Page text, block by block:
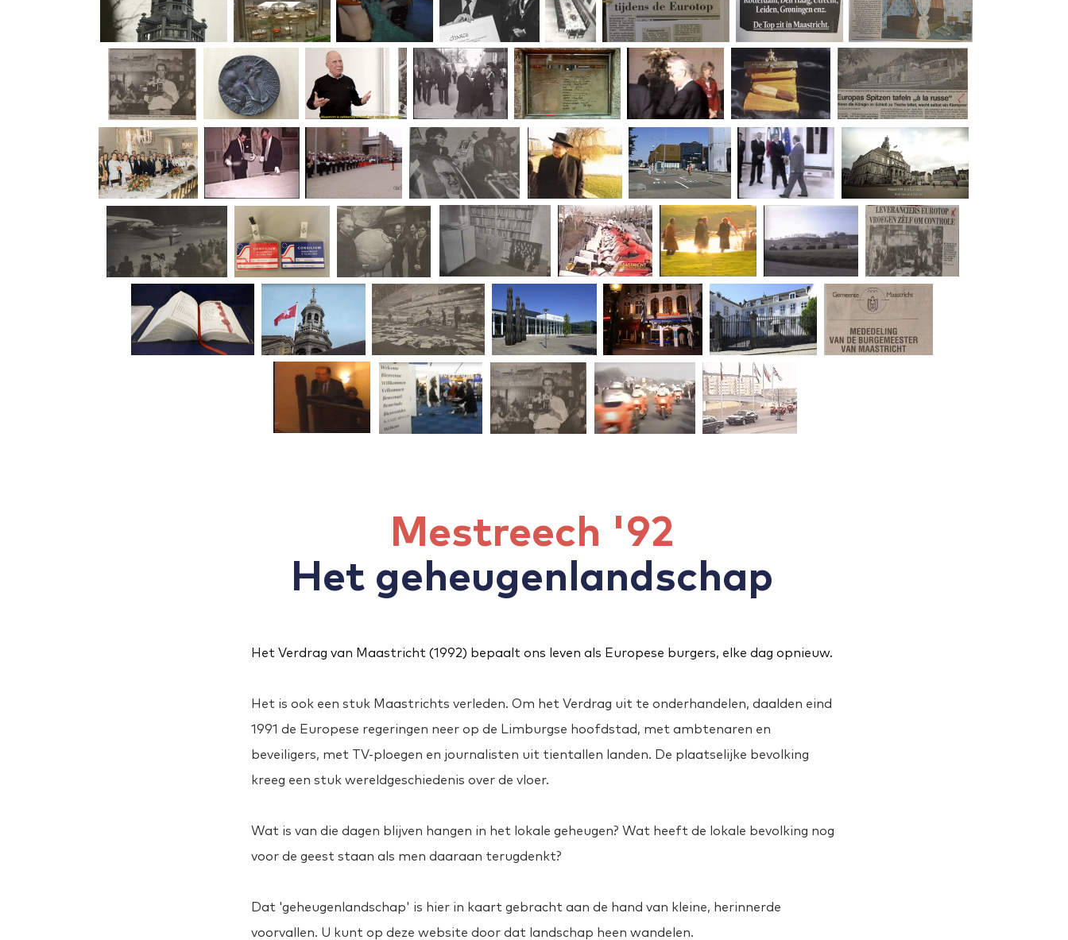
Mestreech '92
Het geheugenlandschap
Het Verdrag van Maastricht (1992) bepaalt ons leven als Europese burgers, elke dag opnieuw.
Het is ook een stuk Maastrichts verleden. Om het Verdrag uit te onderhandelen, daalden eind
1991 de Europese regeringen neer op de Limburgse hoofdstad, met ambtenaren en
beveiligers, met TV-ploegen en journalisten uit tientallen landen. De plaatselijke bevolking
kreeg een stuk wereldgeschiedenis over de vloer.
Wat is van die dagen blijven hangen in het lokale geheugen? Wat heeft de lokale bevolking nog
voor de geest staan als men daaraan terugdenkt?
Dat 'geheugenlandschap' is hier in kaart gebracht aan de hand van kleine, herinnerde
voorvallen. U kunt op deze website door dat landschap heen wandelen.